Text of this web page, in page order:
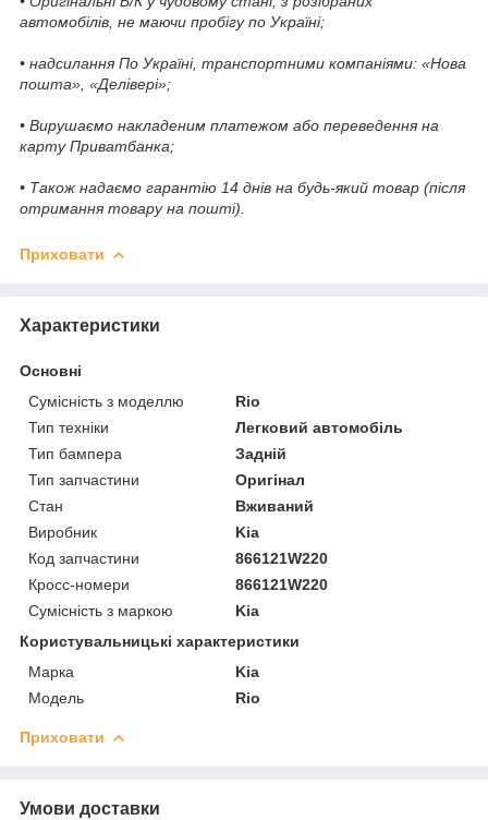
автомобілів, не маючи пробігу по Україні;
• надсилання По Україні, транспортними компаніями: «Нова
пошта», «Делівері»;
• Вирушаємо накладеним платежом або переведення на
карту Приватбанка;
• Також надаємо гарантію 14 днів на будь-який товар (після
отримання товару на пошті).
Приховати
Характеристики
Основні
Сумісність з моделлю
Rio
Тип техніки
Легковий автомобіль
Тип бампера
Задній
Тип запчастини
Оригінал
Стан
Вживаний
Виробник
Kia
Код запчастини
866121W220
Кросс-номери
866121W220
Сумісність з маркою
Kia
Користувальницькі характеристики
Марка
Kia
Модель
Rio
Приховати
Умови доставки